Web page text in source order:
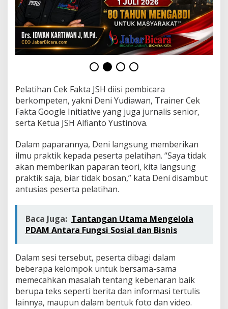
e
w
s
I
i
t
i
v
e
Pelatihan Cek Fakta JSH diisi pembicara
berkompeten, yakni Deni Yudiawan, Trainer Cek
Fakta Google Initiative yang juga jurnalis senior,
serta Ketua JSH Alfianto Yustinova.
Dalam paparannya, Deni langsung memberikan
ilmu praktik kepada peserta pelatihan. “Saya tidak
akan memberikan paparan teori, kita langsung
praktik saja, biar tidak bosan,” kata Deni disambut
antusias peserta pelatihan.
Baca Juga: Tantangan Utama Mengelola
PDAM Antara Fungsi Sosial dan Bisnis
Dalam sesi tersebut, peserta dibagi dalam
beberapa kelompok untuk bersama-sama
memecahkan masalah tentang kebenaran baik
berupa teks seperti berita dan informasi tertulis
lainnya, maupun dalam bentuk foto dan video.